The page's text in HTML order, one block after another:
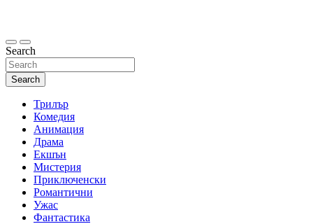
Search
Search
Трилър
Комедия
Анимация
Драма
Екшън
Мистерия
Приключенски
Романтични
Ужас
Фантастика